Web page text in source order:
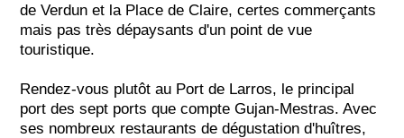
de Verdun et la Place de Claire, certes commerçants
mais pas très dépaysants d'un point de vue
touristique.
Rendez-vous plutôt au Port de Larros, le principal
port des sept ports que compte Gujan-Mestras. Avec
ses nombreux restaurants de dégustation d'huîtres,